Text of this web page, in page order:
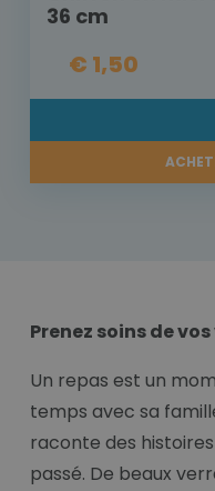
36 cm
€ 1,50
Prenez soins de
Un repas est un
temps avec sa
raconte des
passé. De beaux